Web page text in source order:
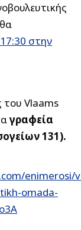
στην
του Vlaams
γραφεία
131).
enimerosi/
omada-